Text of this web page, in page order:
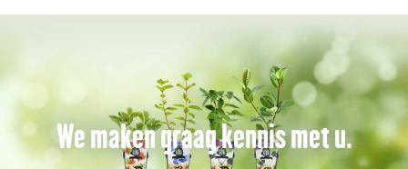
We maken graag kennis met u.